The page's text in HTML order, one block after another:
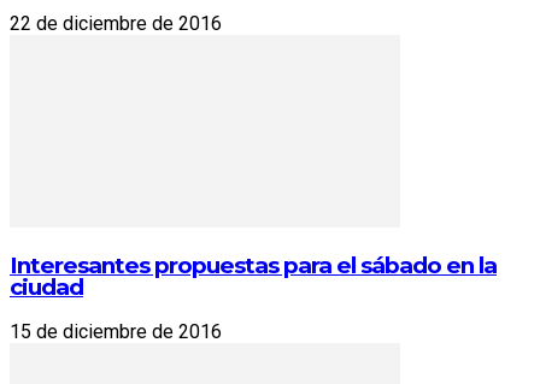
22 de diciembre de 2016
Interesantes propuestas para el sábado en la
ciudad
15 de diciembre de 2016